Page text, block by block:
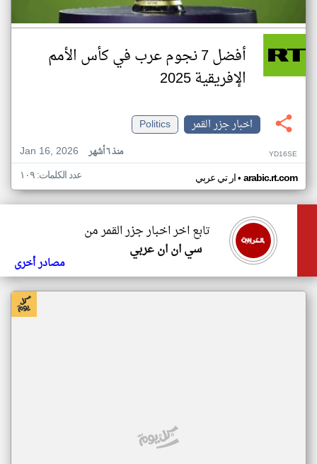
أفضل 7 نجوم عرب في كأس الأمم
الإفريقية 2025
اخبار جزر القمر
Politics
Jan 16, 2026
منذ ٦ أشهر YD16SE
ار تي عربي• arabic.rt.com عدد الكلمات: ١٠٩
تابع اخر اخبار جزر القمر من
سي ان ان عربي
مصادر أخرى